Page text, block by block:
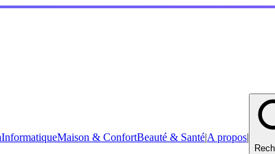
InformatiqueMaison & ConfortBeauté & Santé|A propos|